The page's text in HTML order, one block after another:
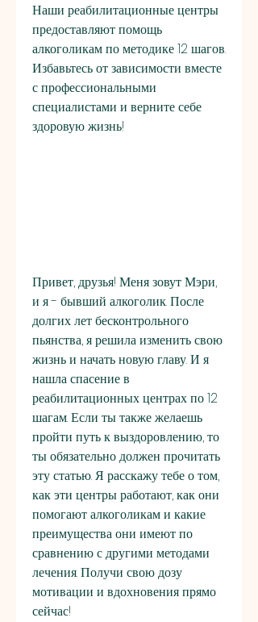
Наши реабилитационные центры
предоставляют помощь
алкоголикам по методике 12 шагов.
Избавьтесь от зависимости вместе
с профессиональными
специалистами и верните себе
здоровую жизнь!
Привет, друзья! Меня зовут Мэри,
и я - бывший алкоголик. После
долгих лет бесконтрольного
пьянства, я решила изменить свою
жизнь и начать новую главу. И я
нашла спасение в
реабилитационных центрах по 12
шагам. Если ты также желаешь
пройти путь к выздоровлению, то
ты обязательно должен прочитать
эту статью. Я расскажу тебе о том,
как эти центры работают, как они
помогают алкоголикам и какие
преимущества они имеют по
сравнению с другими методами
лечения. Получи свою дозу
мотивации и вдохновения прямо
сейчас!